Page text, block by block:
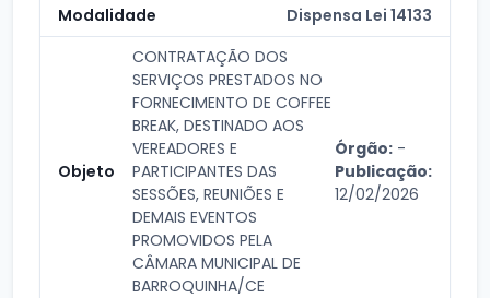
Dispensa Lei 14133
CONTRATAÇÃO DOS
SERVIÇOS PRESTADOS NO
FORNECIMENTO DE COFFEE
BREAK, DESTINADO AOS
VEREADORES E
PARTICIPANTES DAS
SESSÕES, REUNIÕES E
DEMAIS EVENTOS
PROMOVIDOS PELA
CÂMARA MUNICIPAL DE
BARROQUINHA/CE
Órgão: -
Publicação:
12/02/2026